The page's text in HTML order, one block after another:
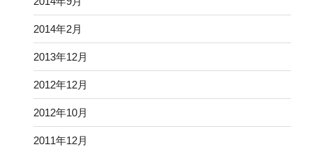
2014年2月
2013年12月
2012年12月
2012年10月
2011年12月